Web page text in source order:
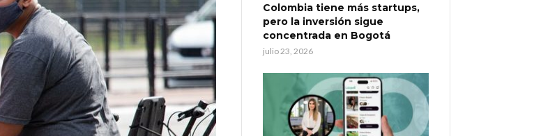
Colombia tiene más startups,
pero la inversión sigue
concentrada en Bogotá
julio 23, 2026